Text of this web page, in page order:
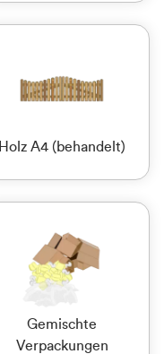
Holz A4 (behandelt)
Gemischte
Verpackungen